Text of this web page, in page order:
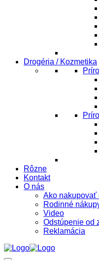
Drogéria / Kozmetika
Rôzne
Kontakt
O nás
Ako nakupovať
Rodinné
Video
Odstúpenie od
Reklamácia